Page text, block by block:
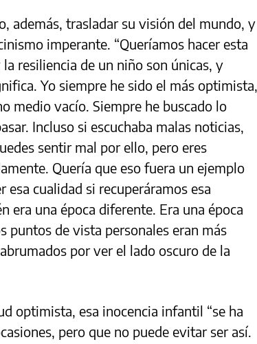
además, trasladar su visión del mundo, y
imperante. “Queríamos hacer esta
resiliencia de un niño son únicas, y
Yo siempre he sido el más optimista,
medio vacío. Siempre he buscado lo
Incluso si escuchaba malas noticias,
sentir mal por ello, pero eres
Quería que eso fuera un ejemplo
cualidad si recuperáramos esa
era una época diferente. Era una época
puntos de vista personales eran más
por ver el lado oscuro de la
optimista, esa inocencia infantil “se ha
pero que no puede evitar ser así.